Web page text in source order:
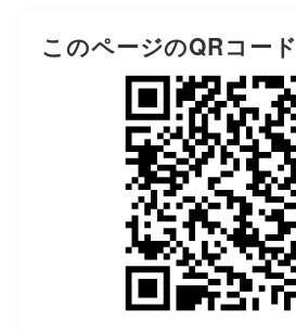
このページのQRコード